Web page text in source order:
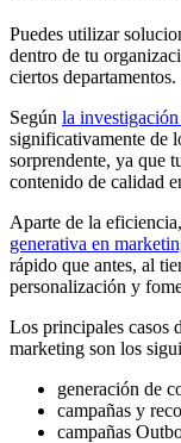
Puedes utilizar
dentro de tu
ciertos departamentos.
Según la
significativamente de
sorprendente, ya que
contenido de calidad
Aparte de la
generativa en
rápido que antes, al
personalización y
Los principales casos
marketing son los
generación de
campañas y
campañas